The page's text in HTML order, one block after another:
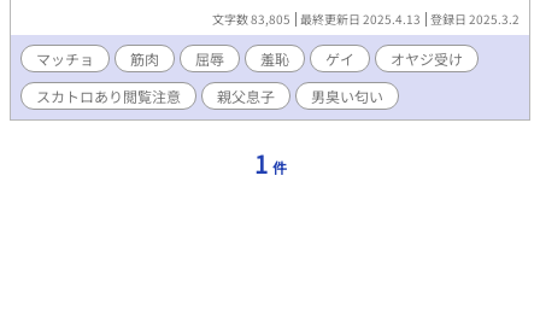
文字数 83,805 最終更新日 2025.4.13 登録日 2025.3.2
マッチョ 筋肉 屈辱 羞恥 ゲイ
オヤジ受け
スカトロあり閲覧注意
親父息子 男臭い匂い
1 件